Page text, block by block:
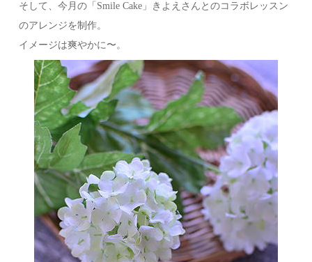
そして、今月の「Smile Cake」きよえさんとのコラボレッスン
のアレンジを制作。
イメージは爽やかに〜。